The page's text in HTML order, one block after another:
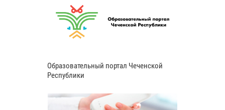
Образовательный портал Чеченской
Республики